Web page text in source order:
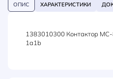
ОПИС ХАРАКТЕРИСТИКИ
1383010300 Контактор
1a1b